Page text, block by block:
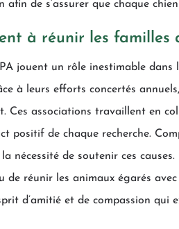
de s’assurer que chaque
à réunir les familles
jouent un rôle inestimable
à leurs efforts concertés
Ces associations travaillent en
positif de chaque recherche.
nécessité de soutenir ces
de réunir les animaux égarés
d’amitié et de compassion qui